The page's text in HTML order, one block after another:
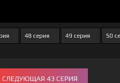
48 серия 49 серия 50
СЛЕДУЮЩАЯ 43 СЕРИЯ